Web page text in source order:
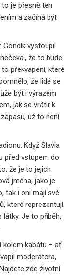
je přesně ten
a začíná být
Gondík vystoupil
že to bude
překvapení, které
že lidé se
být i výrazem
jak se vrátit k
už to není
Když Slavia
před vstupem do
že je to jejich
jména, jako je
tak i oni mají své
které reprezentují.
látky. Je to příběh,
kolem kabátu – ať
moderátora,
zde životní